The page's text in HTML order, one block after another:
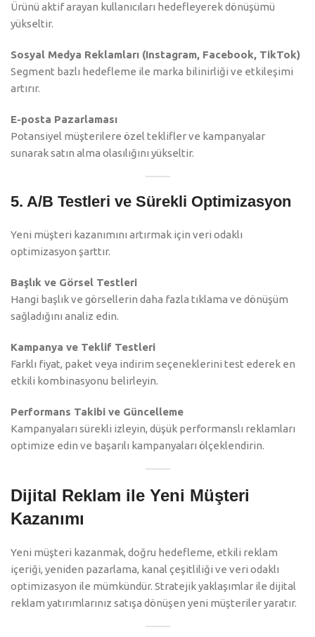
Ürünü aktif arayan kullanıcıları hedefleyerek dönüşümü
yükseltir.
Sosyal Medya Reklamları (Instagram, Facebook, TikTok)
Segment bazlı hedefleme ile marka bilinirliği ve etkileşimi
artırır.
E-posta Pazarlaması
Potansiyel müşterilere özel teklifler ve kampanyalar
sunarak satın alma olasılığını yükseltir.
5. A/B Testleri ve Sürekli Optimizasyon
Yeni müşteri kazanımını artırmak için veri odaklı
optimizasyon şarttır.
Başlık ve Görsel Testleri
Hangi başlık ve görsellerin daha fazla tıklama ve dönüşüm
sağladığını analiz edin.
Kampanya ve Teklif Testleri
Farklı fiyat, paket veya indirim seçeneklerini test ederek en
etkili kombinasyonu belirleyin.
Performans Takibi ve Güncelleme
Kampanyaları sürekli izleyin, düşük performanslı reklamları
optimize edin ve başarılı kampanyaları ölçeklendirin.
Dijital Reklam ile Yeni Müşteri
Kazanımı
Yeni müşteri kazanmak, doğru hedefleme, etkili reklam
içeriği, yeniden pazarlama, kanal çeşitliliği ve veri odaklı
optimizasyon ile mümkündür. Stratejik yaklaşımlar ile dijital
reklam yatırımlarınız satışa dönüşen yeni müşteriler yaratır.